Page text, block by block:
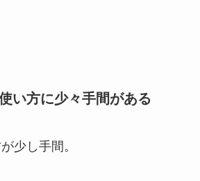
い方に少々手間がある
少し手間。